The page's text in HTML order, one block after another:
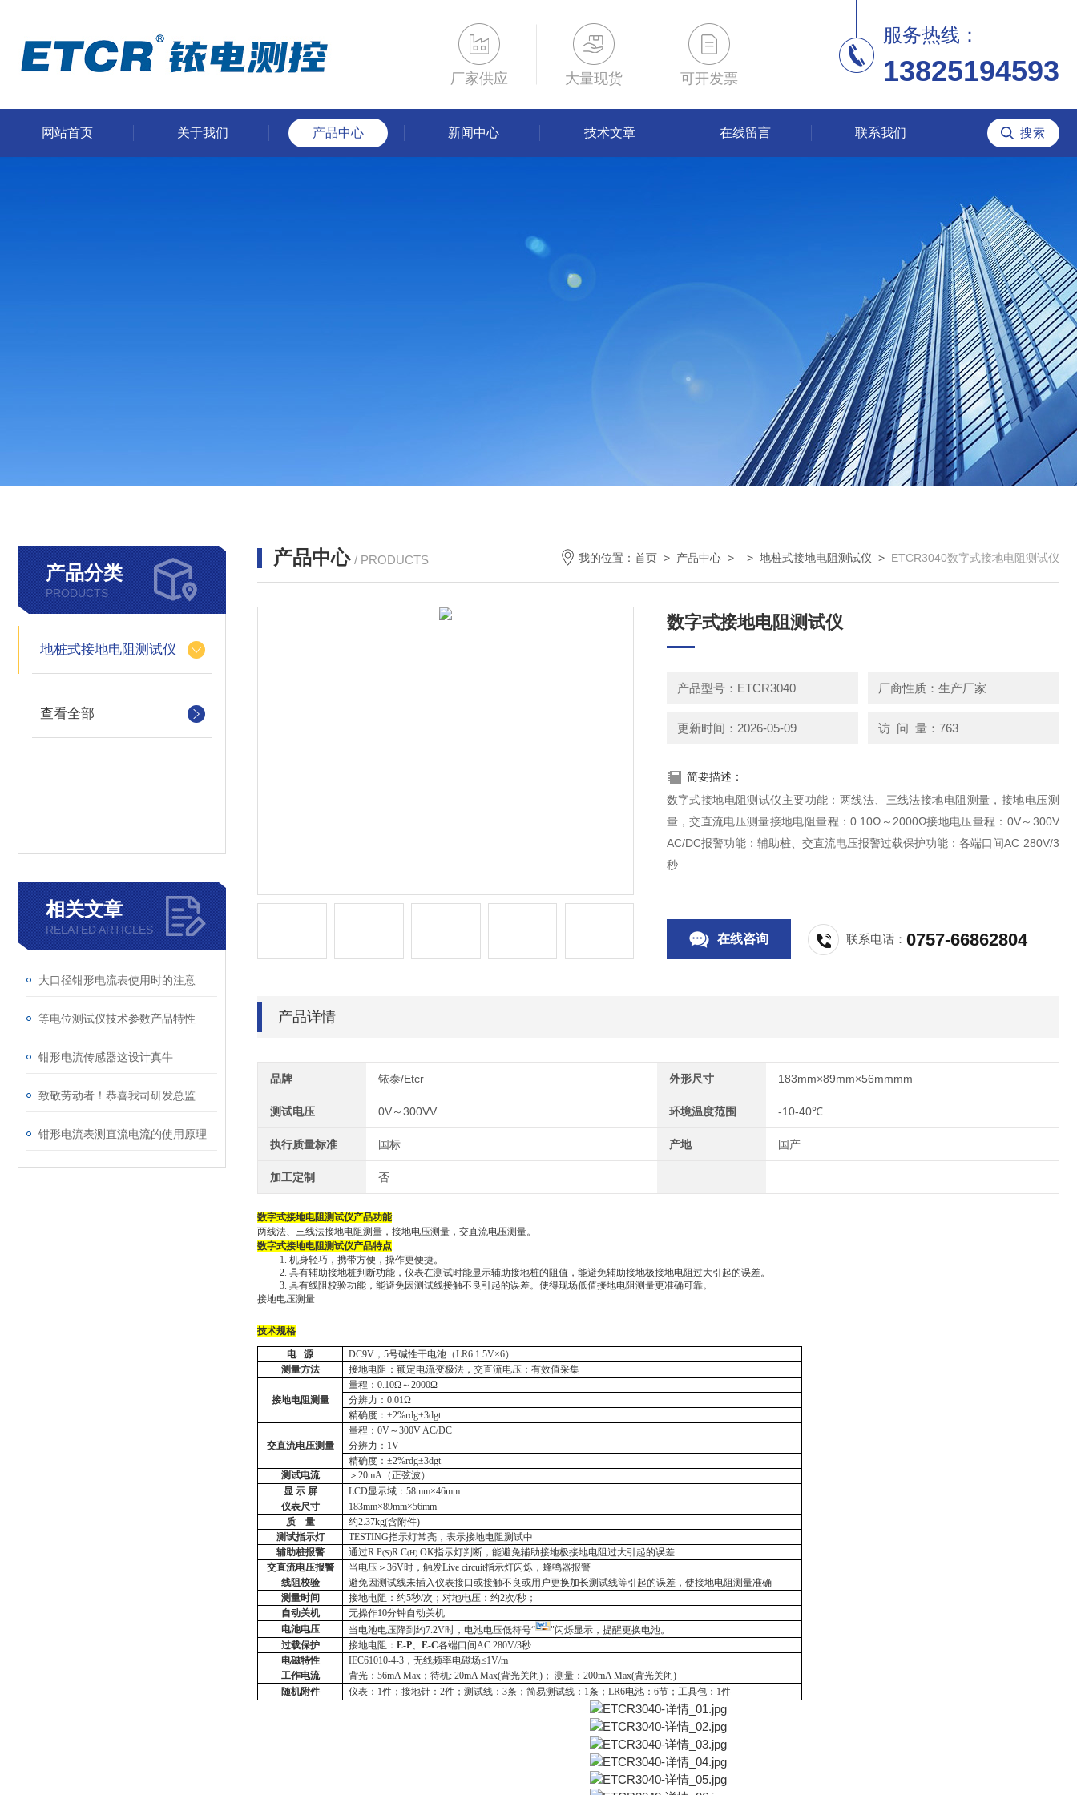
厂家供应 大量现货 可开发票
服务热线：
13825194593
网站首页 关于我们 产品中心 新闻中心 技术文章 在线留言 联系我们
产品分类
PRODUCTS
地桩式接地电阻测试仪
查看全部
相关文章
RELATED ARTICLES
大口径钳形电流表使用时的注意
等电位测试仪技术参数产品特性
钳形电流传感器这设计真牛
钳形电流表测直流电流的使用原理
产品中心 / PRODUCTS 我的位置： 首页 > 产品中心 > > 地桩式接地电阻测试仪 > ETCR3040数字式接地电阻测试仪
数字式接地电阻测试仪
产品型号：ETCR3040 厂商性质：生产厂家
更新时间：2026-05-09 访 问 量：763
简要描述：
数字式接地电阻测试仪主要功能：两线法、三线法接地电阻测量，接地电压测
量，交直流电压测量接地电阻量程：0.10Ω～2000Ω接地电压量程：0V～300V
AC/DC报警功能：辅助桩、交直流电压报警过载保护功能：各端口间AC 280V/3
秒
在线咨询 联系电话：0757-66862804
产品详情
品牌 铱泰/Etcr 外形尺寸 183mm×89mm×56mmmm
测试电压 0V～300VV 环境温度范围 -10-40℃
执行质量标准 国标 产地 国产
加工定制 否
数字式接地电阻测试仪产品功能
两线法、三线法接地电阻测量，接地电压测量 ， 交直流电压测量。
数字式接地电阻测试仪产品特点
1. 机身轻巧，携带方便，操作更便捷。
2. 具有辅助接地桩判断功能，仪表在测试时能显示辅助接地桩的阻值，能避免辅助接地极接地电阻过大引起的误差。
3. 具有线阻校验功能，能避免因测试线接触不良引起的误差。使得现场低值接地电阻测量更准确可靠。
接地电压测量
技术规格
电 源 DC9V ， 5号碱性干电池（LR6 1.5V×6）
测量方法
接地电阻：额定电流变极法， 交直流电压：有效值采集
接地电阻测量
量程： 0.10Ω～2000Ω
分辨力： 0.01Ω
精确度： ±2%rdg±3dgt
交直流电压测量
量程： 0V～300V AC/DC
分辨力： 1V
精确度： ±2%rdg±3dgt
测试电流
＞ 20mA（正弦波）
显 示 屏 LCD显示域： 58mm×46mm
仪表尺寸
183mm×89mm×56mm
质
量 约2.37kg(含附件)
测试指示灯
TESTING指示灯常亮，表示接地电阻测试中
辅助桩报警 通过R P(S)R C(H) OK指示灯判断， 能避免辅助接地极接地电阻过大引起的误差
交直流电压报警
当电压＞ 36V时，触发Live circuit指示灯闪烁，蜂鸣器报警
线阻校验
避免因测试线未插入仪表接口或接触不良或用户更换加长测试线等引起的误差，使接地电阻测量准确
测量时间
接地电阻：约5秒/次；对地电压：约2次/秒；
自动关机
无操作10分钟自动关机
电池电压
当电池电压降到约7.2V时，电池电压低符号“
"闪烁显示，提醒更换电池。
过载保护
接地电阻： E-P、 E-C各端口间AC 280V/3秒
电磁特性
IEC61010-4-3，无线频率电磁场≤1V/m
工作电流
背光： 56mA Max；待机: 20mA Max(背光关闭)； 测量： 200mA Max(背光关闭)
随机附件
仪表： 1件；接地针：2件；测试线：3条；简易测试线：1条； LR6电池： 6节；工具包：1件